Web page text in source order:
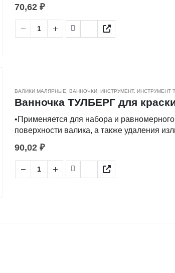
•Изготовлена из пластмассы.
70,62 ₽
ВАЛИКИ МАЛЯРНЫЕ ВАННОЧКИ ИНСТРУМЕНТ, ИНСТРУМЕНТ
Ванночка ТУЛБЕРГ для
•Применяется для набора и
поверхности валика, а также удаления
•Изготовлена из пластмассы.
90,02 ₽